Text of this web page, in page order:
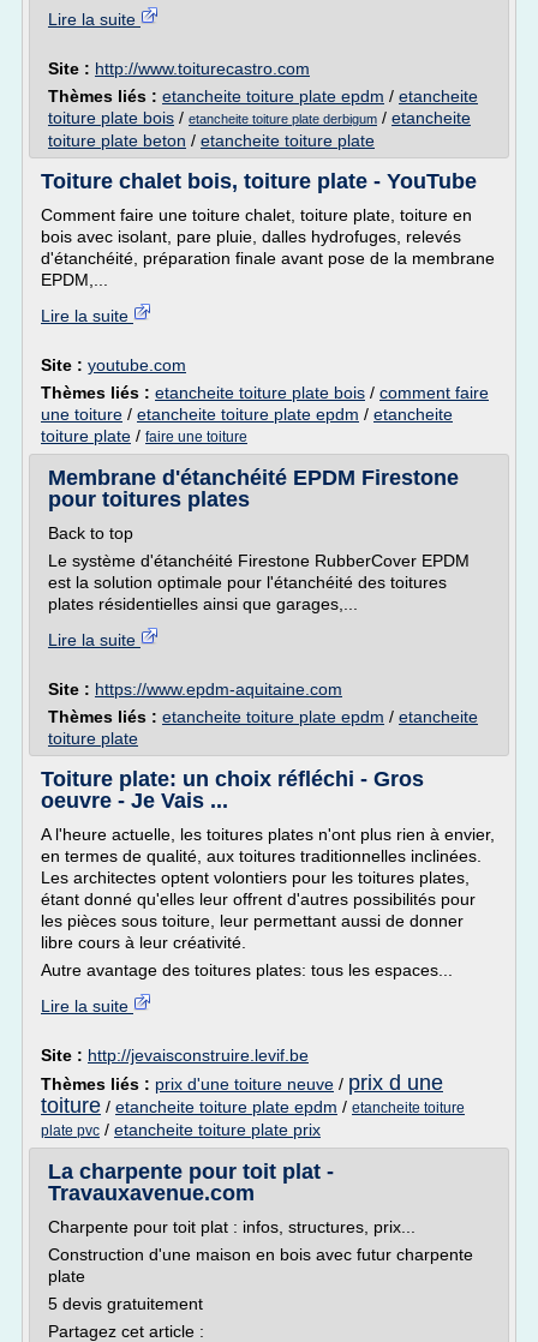
Lire la suite
Site : http://www.toiturecastro.com
Thèmes liés : etancheite toiture plate epdm / etancheite
toiture plate bois / etancheite toiture plate derbigum / etancheite
toiture plate beton / etancheite toiture plate
Toiture chalet bois, toiture plate - YouTube
Comment faire une toiture chalet, toiture plate, toiture en
bois avec isolant, pare pluie, dalles hydrofuges, relevés
d'étanchéité, préparation finale avant pose de la membrane
EPDM,...
Lire la suite
Site : youtube.com
Thèmes liés : etancheite toiture plate bois / comment faire
une toiture / etancheite toiture plate epdm / etancheite
toiture plate / faire une toiture
Membrane d'étanchéité EPDM Firestone
pour toitures plates
Back to top
Le système d'étanchéité Firestone RubberCover EPDM
est la solution optimale pour l'étanchéité des toitures
plates résidentielles ainsi que garages,...
Lire la suite
Site : https://www.epdm-aquitaine.com
Thèmes liés : etancheite toiture plate epdm / etancheite
toiture plate
Toiture plate: un choix réfléchi - Gros
oeuvre - Je Vais ...
A l'heure actuelle, les toitures plates n'ont plus rien à envier,
en termes de qualité, aux toitures traditionnelles inclinées.
Les architectes optent volontiers pour les toitures plates,
étant donné qu'elles leur offrent d'autres possibilités pour
les pièces sous toiture, leur permettant aussi de donner
libre cours à leur créativité.
Autre avantage des toitures plates: tous les espaces...
Lire la suite
Site : http://jevaisconstruire.levif.be
Thèmes liés : prix d'une toiture neuve / prix d une
toiture / etancheite toiture plate epdm / etancheite toiture
plate pvc / etancheite toiture plate prix
La charpente pour toit plat -
Travauxavenue.com
Charpente pour toit plat : infos, structures, prix...
Construction d'une maison en bois avec futur charpente
plate
5 devis gratuitement
Partagez cet article :